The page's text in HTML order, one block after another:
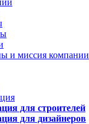
и миссия компании
для строителей
для дизайнеров